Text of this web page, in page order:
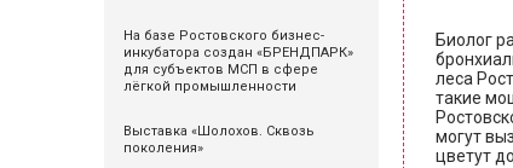
На базе Ростовского бизнес-
инкубатора создан «БРЕНДПАРК»
для субъектов МСП в сфере
лёгкой промышленности
Выставка «Шолохов. Сквозь
поколения»
Биолог
леса
такие
могут
цветут